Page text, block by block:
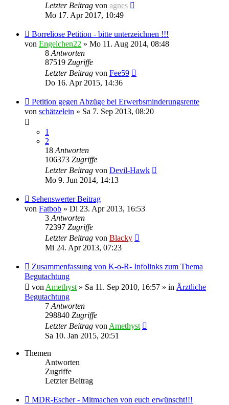
Letzter Beitrag von agnes
Mo 17. Apr 2017, 10:49
Borreliose Petition - bitte unterzeichnen !!!
von Engelchen22 » Mo 11. Aug 2014, 08:48
8Antworten
87519 Zugriffe
Letzter Beitrag von Fee59
Do 16. Apr 2015, 14:36
Petition gegen Abzüge bei Erwerbsminderungsrente
von schätzelein » Sa 7. Sep 2013, 08:20
1
2
18Antworten
106373 Zugriffe
Letzter Beitrag von Devil-Hawk
Mo 9. Jun 2014, 14:13
Sehenswerter Beitrag
von Fatbob » Di 23. Apr 2013, 16:53
3Antworten
72397 Zugriffe
Letzter Beitrag von Blacky
Mi 24. Apr 2013, 07:23
Zusammenfassung von K-o-R- Infolinks zum Thema
Begutachtung
vonAmethyst» Sa 11. Sep 2010, 16:57 » in Ärztliche
Begutachtung
7Antworten
298840 Zugriffe
Letzter Beitrag vonAmethyst
Sa 10. Jan 2015, 20:51
Themen
Antworten
Zugriffe
Letzter Beitrag
MDR-Escher - Mitmachen von euch erwünscht!!!